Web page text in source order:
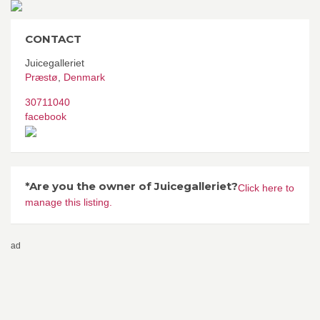
CONTACT
Juicegalleriet
Præstø
Denmark
30711040
facebook
*Are you the owner of Juicegalleriet?Click here to
manage this listing.
ad